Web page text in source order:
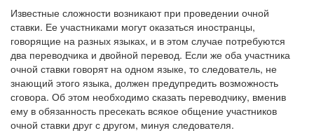
Известные сложности возникают при проведении очной
ставки. Ее участниками могут оказаться иностранцы,
говорящие на разных языках, и в этом случае потребуются
два переводчика и двойной перевод. Если же оба участника
очной ставки говорят на одном языке, то следователь, не
знающий этого языка, должен предупредить возможность
сговора. Об этом необходимо сказать переводчику, вменив
ему в обязанность пресекать всякое общение участников
очной ставки друг с другом, минуя следователя.